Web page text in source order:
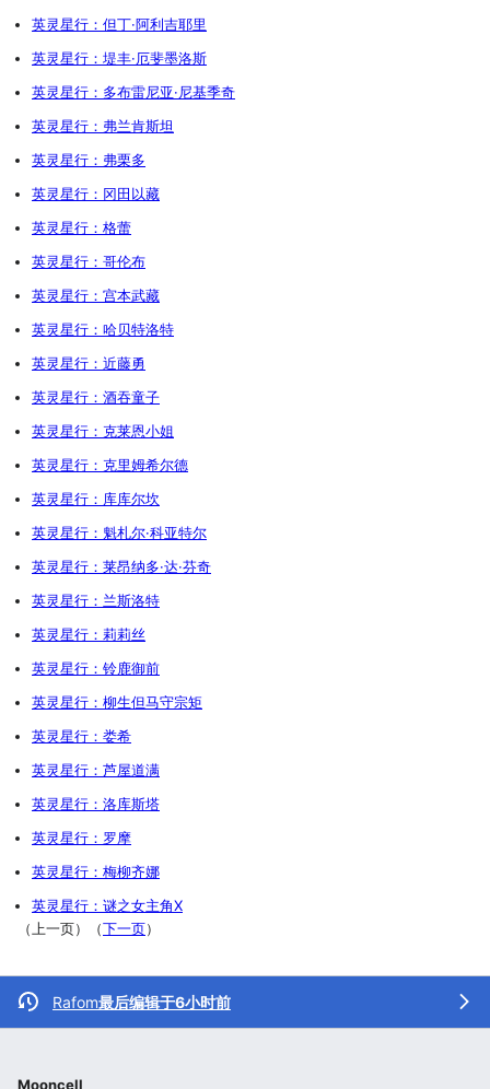
英灵星行：但丁·阿利吉耶里
英灵星行：堤丰·厄斐墨洛斯
英灵星行：多布雷尼亚·尼基季奇
英灵星行：弗兰肯斯坦
英灵星行：弗栗多
英灵星行：冈田以藏
英灵星行：格蕾
英灵星行：哥伦布
英灵星行：宫本武藏
英灵星行：哈贝特洛特
英灵星行：近藤勇
英灵星行：酒吞童子
英灵星行：克莱恩小姐
英灵星行：克里姆希尔德
英灵星行：库库尔坎
英灵星行：魁札尔·科亚特尔
英灵星行：莱昂纳多·达·芬奇
英灵星行：兰斯洛特
英灵星行：莉莉丝
英灵星行：铃鹿御前
英灵星行：柳生但马守宗矩
英灵星行：娄希
英灵星行：芦屋道满
英灵星行：洛库斯塔
英灵星行：罗摩
英灵星行：梅柳齐娜
英灵星行：谜之女主角X
（上一页）（下一页）
Rafom最后编辑于6小时前
Mooncell